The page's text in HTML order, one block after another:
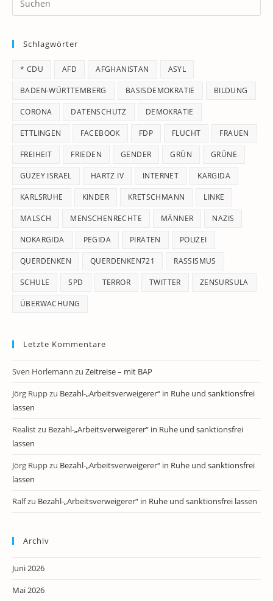
Schlagwörter
* CDU AFD AFGHANISTAN ASYL
BADEN-WÜRTTEMBERG BASISDEMOKRATIE BILDUNG
CORONA DATENSCHUTZ DEMOKRATIE
ETTLINGEN FACEBOOK FDP FLUCHT FRAUEN
FREIHEIT FRIEDEN GENDER GRÜN GRÜNE
GÜZEY ISRAEL HARTZ IV INTERNET KARGIDA
KARLSRUHE KINDER KRETSCHMANN LINKE
MALSCH MENSCHENRECHTE MÄNNER NAZIS
NOKARGIDA PEGIDA PIRATEN POLIZEI
QUERDENKEN QUERDENKEN721 RASSISMUS
SCHULE SPD TERROR TWITTER ZENSURSULA
ÜBERWACHUNG
Letzte Kommentare
Sven Horlemann zu Zeitreise – mit BAP
Jörg Ruppzu Bezahl-„Arbeitsverweigerer“ in Ruhe und sanktionsfrei
lassen
Realistzu Bezahl-„Arbeitsverweigerer“ in Ruhe und sanktionsfrei
lassen
Jörg Ruppzu Bezahl-„Arbeitsverweigerer“ in Ruhe und sanktionsfrei
lassen
Ralfzu Bezahl-„Arbeitsverweigerer“ in Ruhe und sanktionsfrei lassen
Archiv
Juni 2026
Mai 2026